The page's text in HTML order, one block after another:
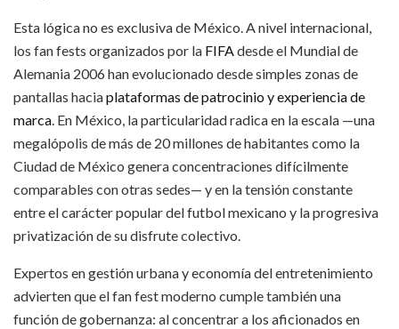
Esta lógica no es exclusiva de México. A nivel internacional,
los fan fests organizados por la FIFAdesde el Mundial de
Alemania 2006 han evolucionado desde simples zonas de
pantallas haciaplataformas de patrocinio y experiencia de
marca. En México, la particularidad radica en la escala —una
megalópolis de más de 20 millones de habitantes como la
Ciudad de México genera concentraciones difícilmente
comparables con otras sedes— y en la tensión constante
entre el carácter popular del futbol mexicano y la progresiva
privatización de su disfrute colectivo.
Expertos en gestión urbana y economía del entretenimiento
advierten que el fan fest moderno cumple también una
función de gobernanza: al concentrar a los aficionados en